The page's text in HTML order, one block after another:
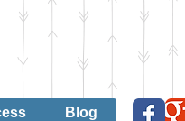
Blog